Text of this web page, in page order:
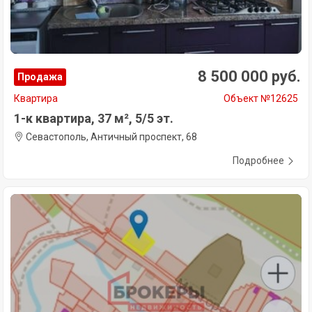
Продажа 8 500 000 руб.
Квартира Объект №12625
1-к квартира, 37 м², 5/5 эт.
Севастополь, Античный проспект, 68
Подробнее